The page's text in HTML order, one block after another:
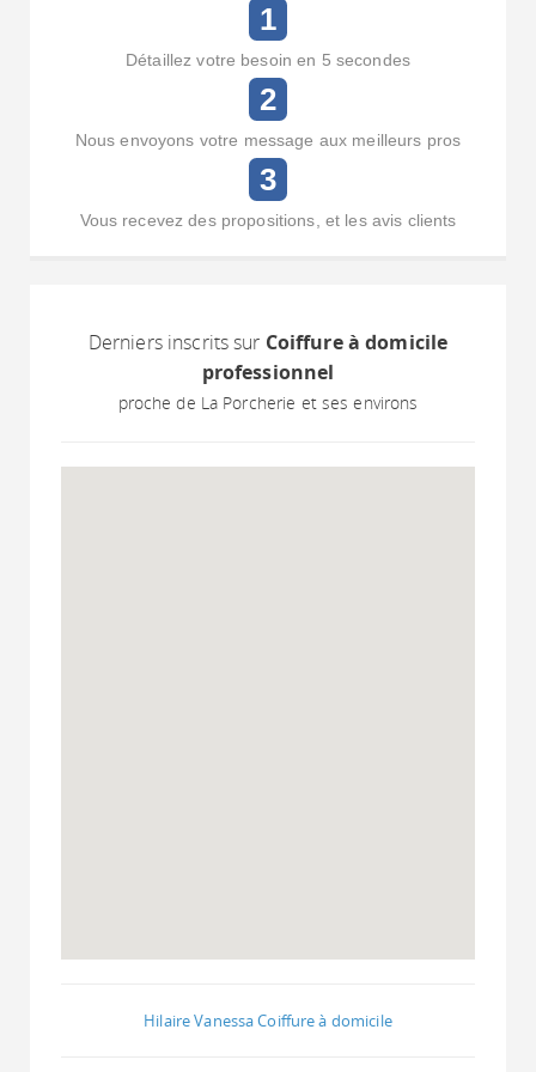
1
Détaillez votre besoin en 5 secondes
2
Nous envoyons votre message aux meilleurs pros
3
Vous recevez des propositions, et les avis clients
Derniers inscrits sur Coiffure à domicile
professionnel
proche de La Porcherie et ses environs
Hilaire Vanessa Coiffure à domicile